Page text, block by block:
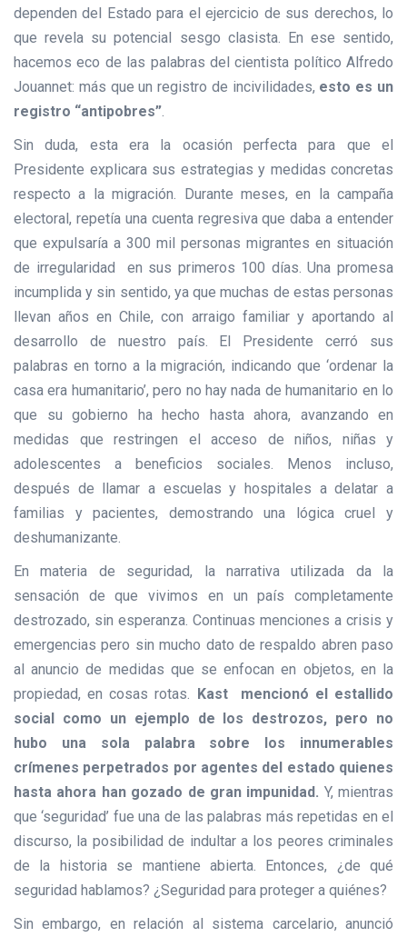
dependen del Estado para el ejercicio de sus derechos, lo
que revela su potencial sesgo clasista. En ese sentido,
hacemos eco de las palabras del cientista político Alfredo
Jouannet: más que un registro de incivilidades, esto es un
registro “antipobres”
Sin duda, esta era la ocasión perfecta para que el
Presidente explicara sus estrategias y medidas concretas
respecto a la migración. Durante meses, en la campaña
electoral, repetía una cuenta regresiva que daba a entender
que expulsaría a 300 mil personas migrantes en situación
de irregularidad en sus primeros 100 días. Una promesa
incumplida y sin sentido, ya que muchas de estas personas
llevan años en Chile, con arraigo familiar y aportando al
desarrollo de nuestro país. El Presidente cerró sus
palabras en torno a la migración, indicando que ‘ordenar la
casa era humanitario’, pero no hay nada de humanitario en lo
que su gobierno ha hecho hasta ahora, avanzando en
medidas que restringen el acceso de niños, niñas y
adolescentes a beneficios sociales. Menos incluso,
después de llamar a escuelas y hospitales a delatar a
familias y pacientes, demostrando una lógica cruel y
deshumanizante.
En materia de seguridad, la narrativa utilizada da la
sensación de que vivimos en un país completamente
destrozado, sin esperanza. Continuas menciones a crisis y
emergencias pero sin mucho dato de respaldo abren paso
al anuncio de medidas que se enfocan en objetos, en la
propiedad, en cosas rotas. Kast mencionó el estallido
social como un ejemplo de los destrozos, pero no
hubo una sola palabra sobre los innumerables
crímenes perpetrados por agentes del estado quienes
hasta ahora han gozado de gran impunidad. Y, mientras
que ‘seguridad’ fue una de las palabras más repetidas en el
discurso, la posibilidad de indultar a los peores criminales
de la historia se mantiene abierta. Entonces, ¿de qué
seguridad hablamos? ¿Seguridad para proteger a quiénes?
Sin embargo, en relación al sistema carcelario, anunció